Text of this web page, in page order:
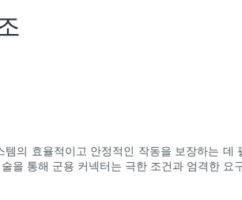
의 효율적이고 안정적인 작동을 보장하는
을 통해 군용 커넥터는 극한 조건과 엄격한